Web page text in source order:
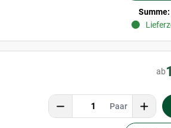
Summe:
ab
Paar